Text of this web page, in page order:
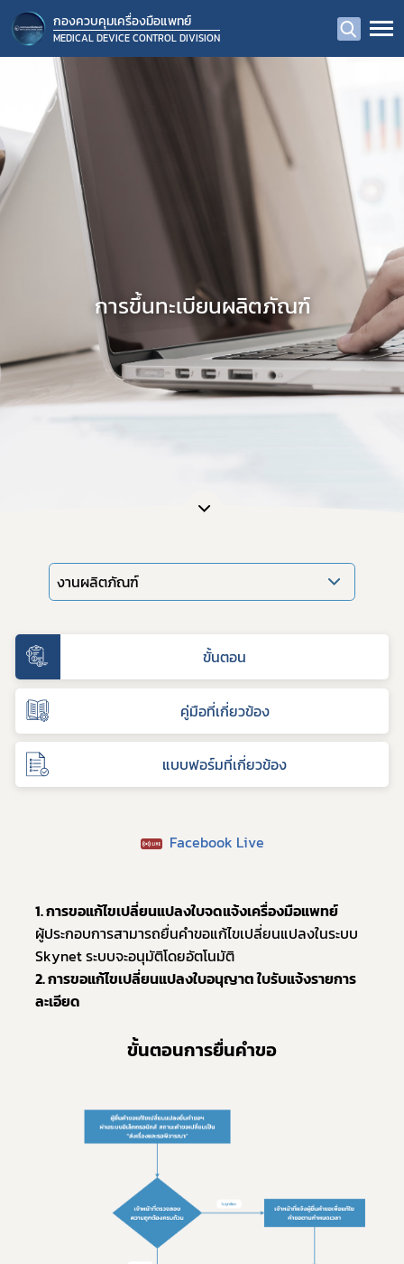
กองควบคุมเครื่องมือแพทย์
MEDICAL DEVICE CONTROL DIVISION
การขึ้นทะเบียนผลิตภัณฑ์
งานผลิตภัณฑ์
ขั้นตอน
คู่มือที่เกี่ยวข้อง
แบบฟอร์มที่เกี่ยวข้อง
Facebook Live
1. การขอแก้ไขเปลี่ยนแปลงใบจดแจ้งเครื่องมือแพทย์
ผู้ประกอบการสามารถยื่นคำขอแก้ไขเปลี่ยนแปลงในระบบ
Skynet ระบบจะอนุมัติโดยอัตโนมัติ
2. การขอแก้ไขเปลี่ยนแปลงใบอนุญาต ใบรับแจ้งรายการ
ละเอียด
ขั้นตอนการยื่นคำขอ